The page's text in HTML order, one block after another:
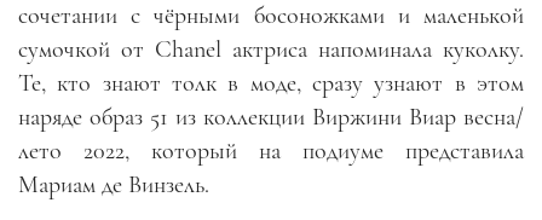
сочетании с чёрными босоножками и маленькой
сумочкой от Chanel актриса напоминала куколку.
Те, кто знают толк в моде, сразу узнают в этом
наряде образ 51 из коллекции Виржини Виар весна/
лето 2022, который на подиуме представила
Мариам де Винзель.